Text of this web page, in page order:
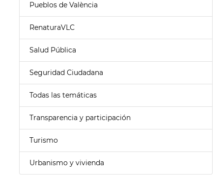
Pueblos de València
RenaturaVLC
Salud Pública
Seguridad Ciudadana
Todas las temáticas
Transparencia y participación
Turismo
Urbanismo y vivienda